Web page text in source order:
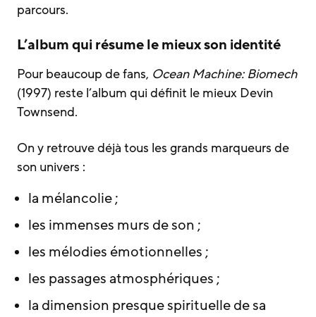
parcours.
L’album qui résume le mieux son identité
Pour beaucoup de fans, Ocean Machine: Biomech
(1997) reste l’album qui définit le mieux Devin
Townsend.
On y retrouve déjà tous les grands marqueurs de
son univers :
la mélancolie ;
les immenses murs de son ;
les mélodies émotionnelles ;
les passages atmosphériques ;
la dimension presque spirituelle de sa